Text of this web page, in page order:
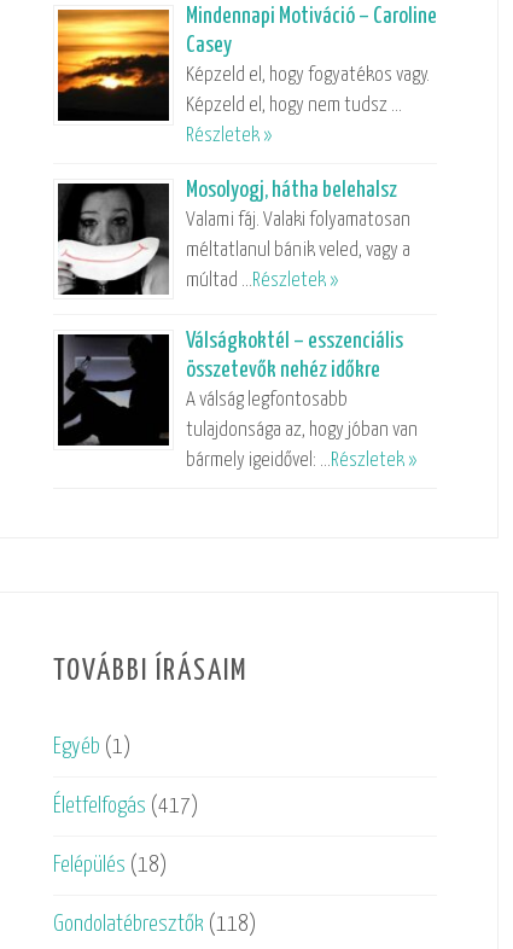
Mindennapi Motiváció – Caroline
Casey
Képzeld el, hogy fogyatékos vagy.
Képzeld el, hogy nem tudsz …
Részletek »
Mosolyogj, hátha belehalsz
Valami fáj. Valaki folyamatosan
méltatlanul bánik veled, vagy a
múltad …Részletek »
Válságkoktél – esszenciális
összetevők nehéz időkre
A válság legfontosabb
tulajdonsága az, hogy jóban van
bármely igeidővel: …Részletek »
TOVÁBBI ÍRÁSAIM
Egyéb (1)
Életfelfogás (417)
Felépülés (18)
Gondolatébresztők (118)